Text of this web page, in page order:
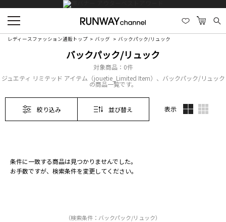
レディースファッション通販トップ バッグ バックパック/リュック
バックパック/リュック
対象商品： 0件
ジュエティ リミテッド アイテム（jouetie_Limited Item）、バックパック/リュック
の商品一覧です。
絞り込み 並び替え 表示
条件に一致する商品は見つかりませんでした。
お手数ですが、検索条件を変更してください。
（検索条件：バックパック/リュック）